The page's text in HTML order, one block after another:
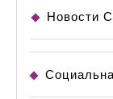
Новости